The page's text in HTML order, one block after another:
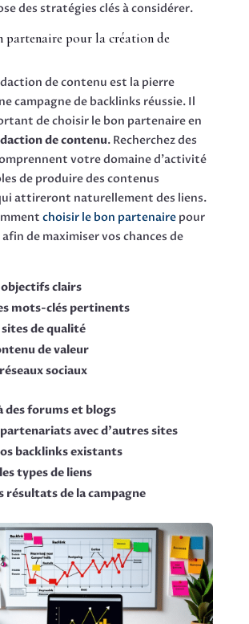
des stratégies clés à considérer.
partenaire pour la création de
de contenu est la pierre
campagne de backlinks réussie. Il
de choisir le bon partenaire en
de contenu. Recherchez des
votre domaine d’activité
de produire des contenus
attireront naturellement des liens.
choisir le bon partenairepour
de maximiser vos chances de
clairs
mots-clés pertinents
de qualité
de valeur
sociaux
des forums et blogs
avec d’autres sites
backlinks existants
types de liens
résultats de la campagne